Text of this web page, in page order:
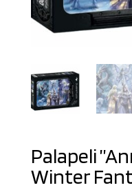
Palapeli
Winter